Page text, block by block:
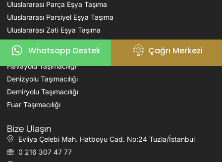
Uluslararası Parça Eşya Taşıma
Uluslararası Parsiyel Eşya Taşıma
Uluslararası Zati Eşya Taşıma
Karayolu Taşımacılığı
Havayolu Taşımacılığı
Denizyolu Taşımacılığı
Demiryolu Taşımacılığı
Fuar Taşımacılığı
Bize Ulaşın
Evliya Çelebi Mah. Hatboyu Cad. No:24 Tuzla/İstanbul
0 216 307 47 77
Whatsapp Destek Çağrı Merkezi